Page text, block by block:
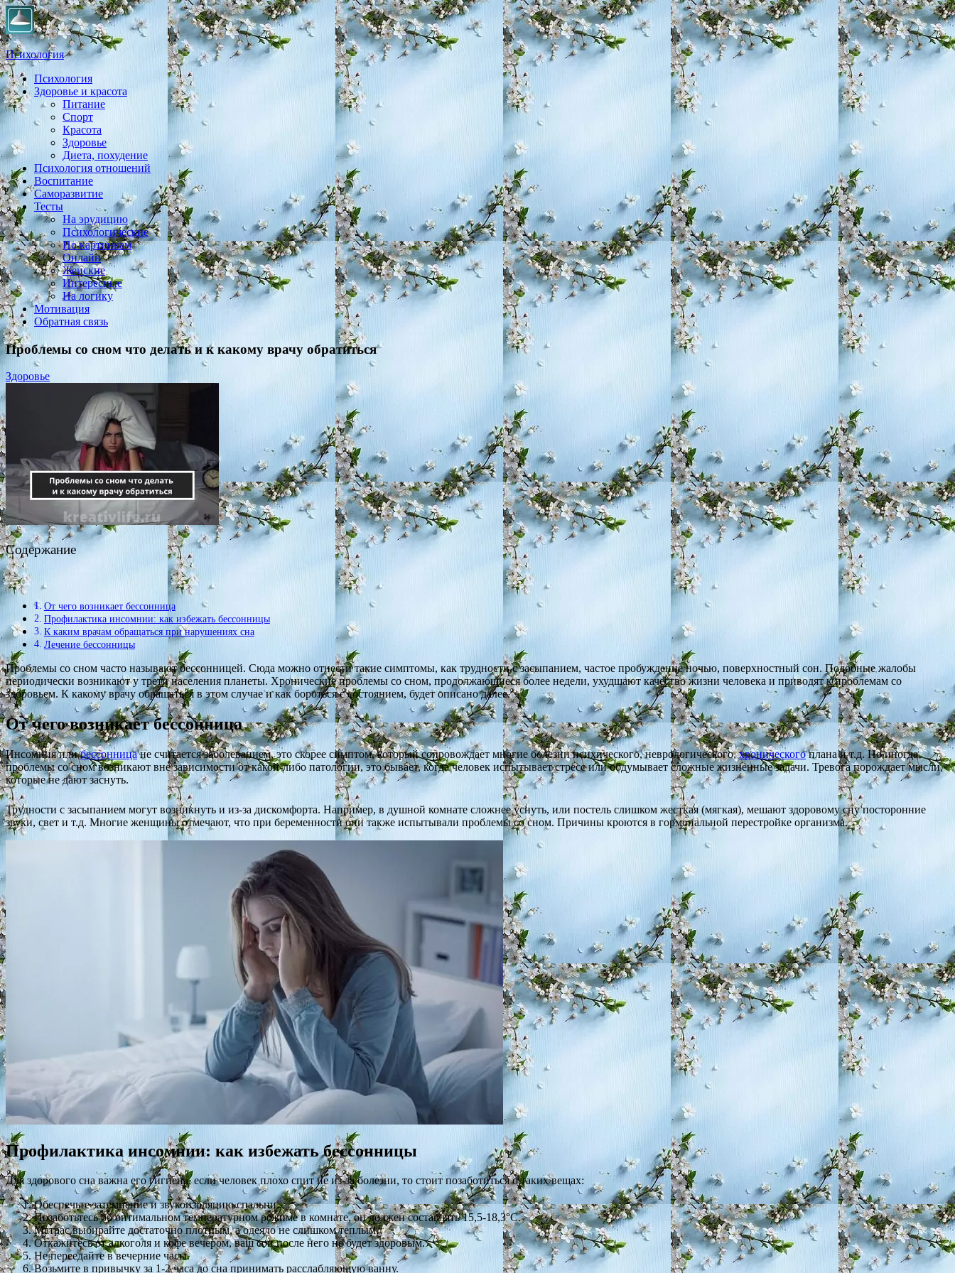
Психология
Практическая психология, личностный рост, экология, здоровье, воспитание,
Психология
Здоровье и красота
Питание
Спорт
Красота
Здоровье
Диета, похудение
Психология отношений
Воспитание
Саморазвитие
Тесты
На эрудицию
Психологические
По картинкам
Онлайн
Женские
Интересные
На логику
Мотивация
Обратная связь
Проблемы со сном что делать и к какому врачу обратиться
Здоровье
Содержание
От чего возникает бессонница
Профилактика инсомнии: как избежать бессонницы
К каким врачам обращаться при нарушениях сна
Лечение бессонницы
Проблемы со сном часто называют бессонницей. Сюда можно отнести такие симптомы, как трудности с засыпанием, частое пробуждение ночью, поверхностный сон. Подобные жалобы
периодически возникают у трети населения планеты. Хронические проблемы со сном, продолжающиеся более недели, ухудшают качество жизни человека и приводят к проблемам со
здоровьем. К какому врачу обращаться в этом случае и как бороться с состоянием, будет описано далее.
От чего возникает бессонница
Инсомния илибессонницане считается заболеванием, это скорее симптом, который сопровождает многие болезни психического, неврологического,хроническогоплана и т.д. Но иногда
проблемы со сном возникают вне зависимости от какой-либо патологии, это бывает, когда человек испытывает стресс или обдумывает сложные жизненные задачи. Тревога порождает мысли,
которые не дают заснуть.
Трудности с засыпанием могут возникнуть и из-за дискомфорта. Например, в душной комнате сложнее уснуть, или постель слишком жесткая (мягкая), мешают здоровому сну посторонние
звуки, свет и т.д. Многие женщины отмечают, что при беременности они также испытывали проблемы со сном. Причины кроются в гормональной перестройке организма.
Профилактика инсомнии: как избежать бессонницы
Для здорового сна важна его гигиена, если человек плохо спит не из-за болезни, то стоит позаботиться о таких вещах:
Обеспечьте затемнение и звукоизоляцию спальни.
Позаботьтесь об оптимальном температурном режиме в комнате, он должен составлять 15,5-18,3°C.
Матрас выбирайте достаточно плотным, а одеяло не слишком теплым.
Откажитесь от алкоголя и кофе вечером, ваш сон после него не будет здоровым.
Не переедайте в вечерние часы.
Возьмите в привычку за 1-2 часа до сна принимать расслабляющую ванну.